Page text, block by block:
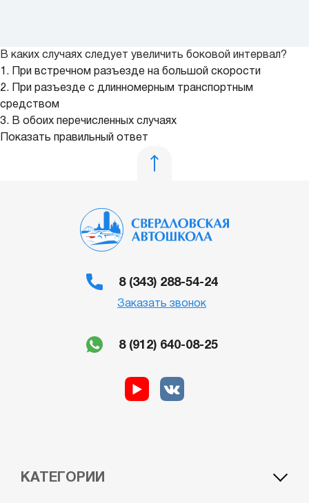
В каких случаях следует увеличить боковой интервал?
1. При встречном разъезде на большой скорости
2. При разъезде с длинномерным транспортным
средством
3. В обоих перечисленных случаях
Показать правильный ответ
8 (343) 288-54-24
Заказать звонок
8 (912) 640-08-25
КАТЕГОРИИ